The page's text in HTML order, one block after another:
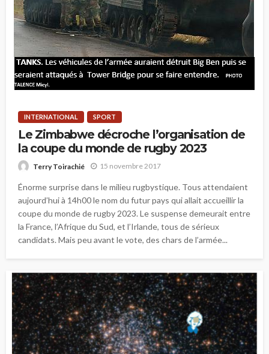
INTERNATIONAL SPORT
Le Zimbabwe décroche l’organisation de
la coupe du monde de rugby 2023
Terry Toirachié 15 novembre 2017
Énorme surprise dans le milieu rugbystique. Tous attendaient
aujourd’hui à 14h00 le nom du futur pays qui allait accueillir la
coupe du monde de rugby 2023. Le suspense demeurait entre
la France, l’Afrique du Sud, et l’Irlande, tous de sérieux
candidats. Mais peu avant le vote, des chars de l’armée...